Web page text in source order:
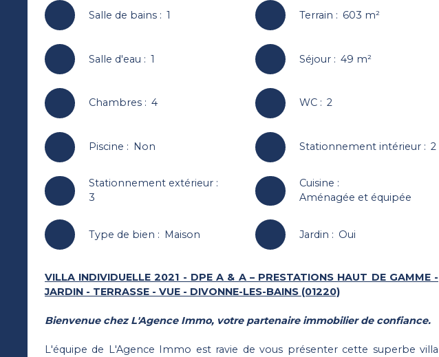
Salle de bains: 1 Terrain : 603 m²
Salle d'eau : 1 Séjour: 49 m²
Chambres: 4 WC: 2
Piscine : Non Stationnement intérieur: 2
Stationnement extérieur:
3
Cuisine :
Aménagée et équipée
Type de bien : Maison Jardin : Oui
VILLA INDIVIDUELLE 2021 - DPE A & A – PRESTATIONS HAUT DE GAMME -
JARDIN - TERRASSE - VUE - DIVONNE-LES-BAINS (01220)
Bienvenue chez L'Agence Immo, votre partenaire immobilier de confiance.
L'équipe de L'Agence Immo est ravie de vous présenter cette superbe villa